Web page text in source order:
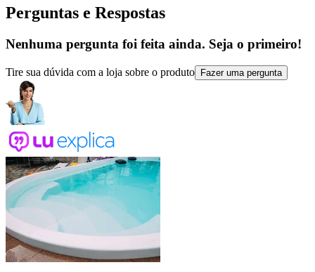
Perguntas e Respostas
Nenhuma pergunta foi feita ainda. Seja o primeiro!
Tire sua dúvida com a loja sobre o produto Fazer uma pergunta